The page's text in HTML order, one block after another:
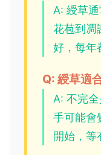
A: 綬草
花苞到凋
好，每年
Q: 綬草適
A: 不完
手可能會
開始，等